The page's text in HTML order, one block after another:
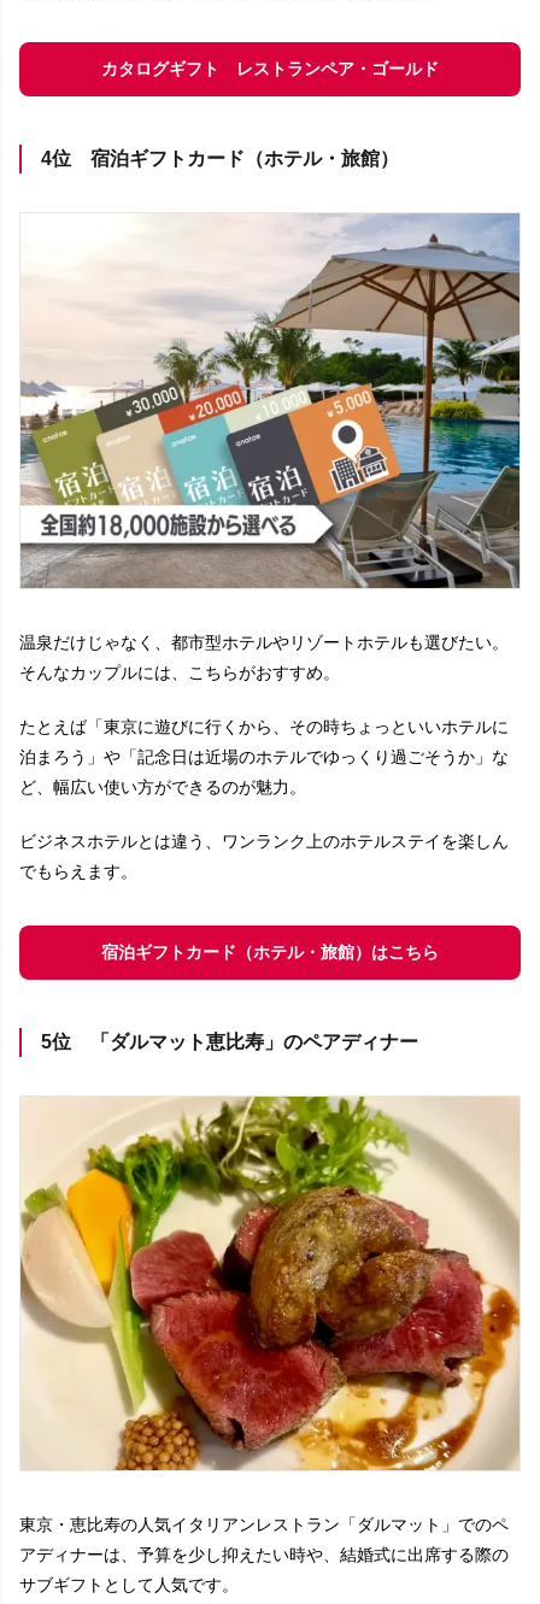
カタログギフト レストランペア・ゴールド
4位 宿泊ギフトカード（ホテル・旅館）
温泉だけじゃなく、都市型ホテルやリゾートホテルも選びたい。
そんなカップルには、こちらがおすすめ。
たとえば「東京に遊びに行くから、その時ちょっといいホテルに
泊まろう」や「記念日は近場のホテルでゆっくり過ごそうか」な
ど、幅広い使い方ができるのが魅力。
ビジネスホテルとは違う、ワンランク上のホテルステイを楽しん
でもらえます。
宿泊ギフトカード（ホテル・旅館）はこちら
5位 「ダルマット恵比寿」のペアディナー
東京・恵比寿の人気イタリアンレストラン「ダルマット」でのペ
アディナーは、予算を少し抑えたい時や、結婚式に出席する際の
サブギフトとして人気です。